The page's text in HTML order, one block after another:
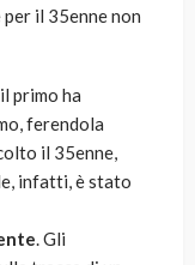
il 35enne non
primo ha
ferendola
il 35enne,
infatti, è stato
. Gli